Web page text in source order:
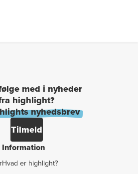
med i nyheder
highlight?
nyhedsbrev
Tilmeld
Information
Hvad er highlight?